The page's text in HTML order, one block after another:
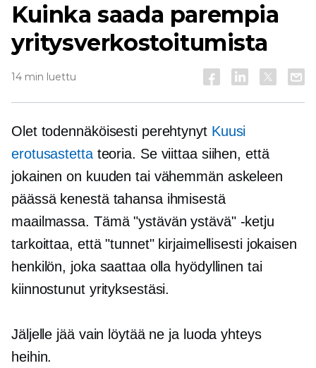
Kuinka saada parempia
yritysverkostoitumista
14 min luettu
Olet todennäköisesti perehtynyt Kuusi
erotusastettateoria. Se viittaa siihen, että
jokainen on kuuden tai vähemmän askeleen
päässä kenestä tahansa ihmisestä
maailmassa. Tämä "ystävän ystävä" -ketju
tarkoittaa, että "tunnet" kirjaimellisesti jokaisen
henkilön, joka saattaa olla hyödyllinen tai
kiinnostunut yrityksestäsi.
Jäljelle jää vain löytää ne ja luoda yhteys
heihin.